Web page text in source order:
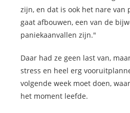
zijn, en dat is ook het nare van
gaat afbouwen, een van de
paniekaanvallen zijn."
Daar had ze geen last van,
stress en heel erg
volgende week moet doen,
het moment leefde.